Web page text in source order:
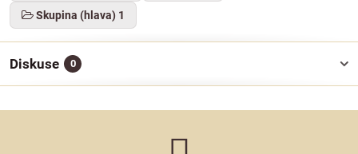
Skupina (hlava) 1
Diskuse 0